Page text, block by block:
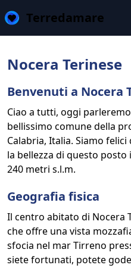
Terredamare
Nocera Terinese
Benvenuti a Nocera
Ciao a tutti, oggi
bellissimo comune della
Calabria, Italia. Siamo
la bellezza di questo
240 metri s.l.m.
Geografia fisica
Il centro abitato di Nocera
che offre una vista
sfocia nel mar Tirreno
siete fortunati, potete